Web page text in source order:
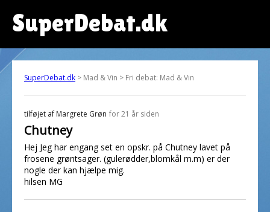
SuperDebat.dk
SuperDebat.dk > Mad & Vin > Fri debat: Mad & Vin
tilføjet af Margrete Grøn for 21 år siden
Chutney
Hej Jeg har engang set en opskr. på Chutney lavet på
frosene grøntsager. (gulerødder,blomkål m.m) er der
nogle der kan hjælpe mig.
hilsen MG